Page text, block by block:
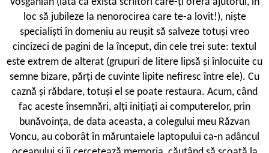
loc să jubileze la nenorocirea care te-a lovit!), niște
specialiști în domeniu au reușit să salveze totuși vreo
cincizeci de pagini de la început, din cele trei sute: textul
este extrem de alterat (grupuri de litere lipsă și înlocuite cu
semne bizare, părți de cuvinte lipite nefiresc între ele). Cu
caznă și răbdare, totuși el se poate restaura. Acum, când
fac aceste însemnări, alți inițiați ai computerelor, prin
bunăvoința, de data aceasta, a colegului meu Răzvan
Voncu, au coborât în măruntaiele laptopului ca-n adâncul